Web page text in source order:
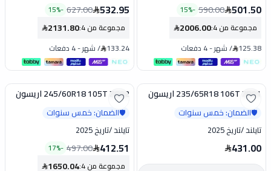
501.50
590.00
-
15%
مجموعة من 4 :
2006.00
125.38
/شهر-4 دفعات
532.95
627.00
-
15%
مجموعة من 4 :
2131.80
133.24
/شهر-4 دفعات
235/65R18 106T ZP01 اريسون
🛡️الضمان: خمس سنوات
تايلند/تاريخ 2025
431.00
تخفيض 245/60R18 105T ZG02 اريسون
🛡️الضمان: خمس سنوات
تايلند/تاريخ 2025
412.51
497.00
-
17%
مجموعة من 4 :
1650.04